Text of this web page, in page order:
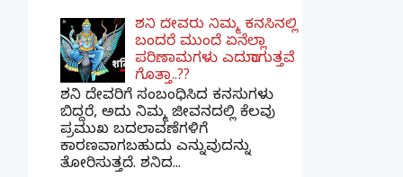
ಶನಿ ದೇವರು ನಿಮ್ಮ ಕನಸಿನಲ್ಲಿ
ಬಂದರೆ ಮುಂದೆ ಏನೆಲ್ಲಾ
ಪರಿಣಾಮಗಳು ಎದುರಾಗುತ್ತವೆ
ಗೊತ್ತಾ..??
ಶನಿ ದೇವರಿಗೆ ಸಂಬಂಧಿಸಿದ ಕನಸುಗಳು
ಬಿದ್ದರೆ, ಅದು ನಿಮ್ಮ ಜೀವನದಲ್ಲಿ ಕೆಲವು
ಪ್ರಮುಖ ಬದಲಾವಣೆಗಳಿಗೆ
ಕಾರಣವಾಗಬಹುದು ಎನ್ನುವುದನ್ನು
ತೋರಿಸುತ್ತದೆ. ಶನಿದ...